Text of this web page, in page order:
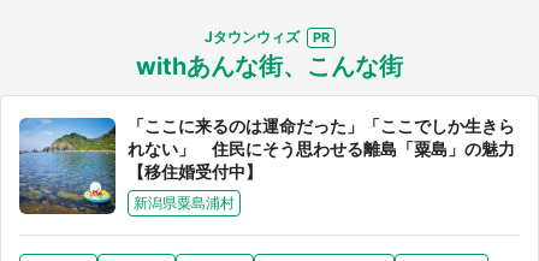
Jタウンウィズ
withあんな街、こんな街
「ここに来るのは運命だった」「ここでしか生きら
れない」 住民にそう思わせる離島「粟島」の魅力
【移住婚受付中】
新潟県粟島浦村